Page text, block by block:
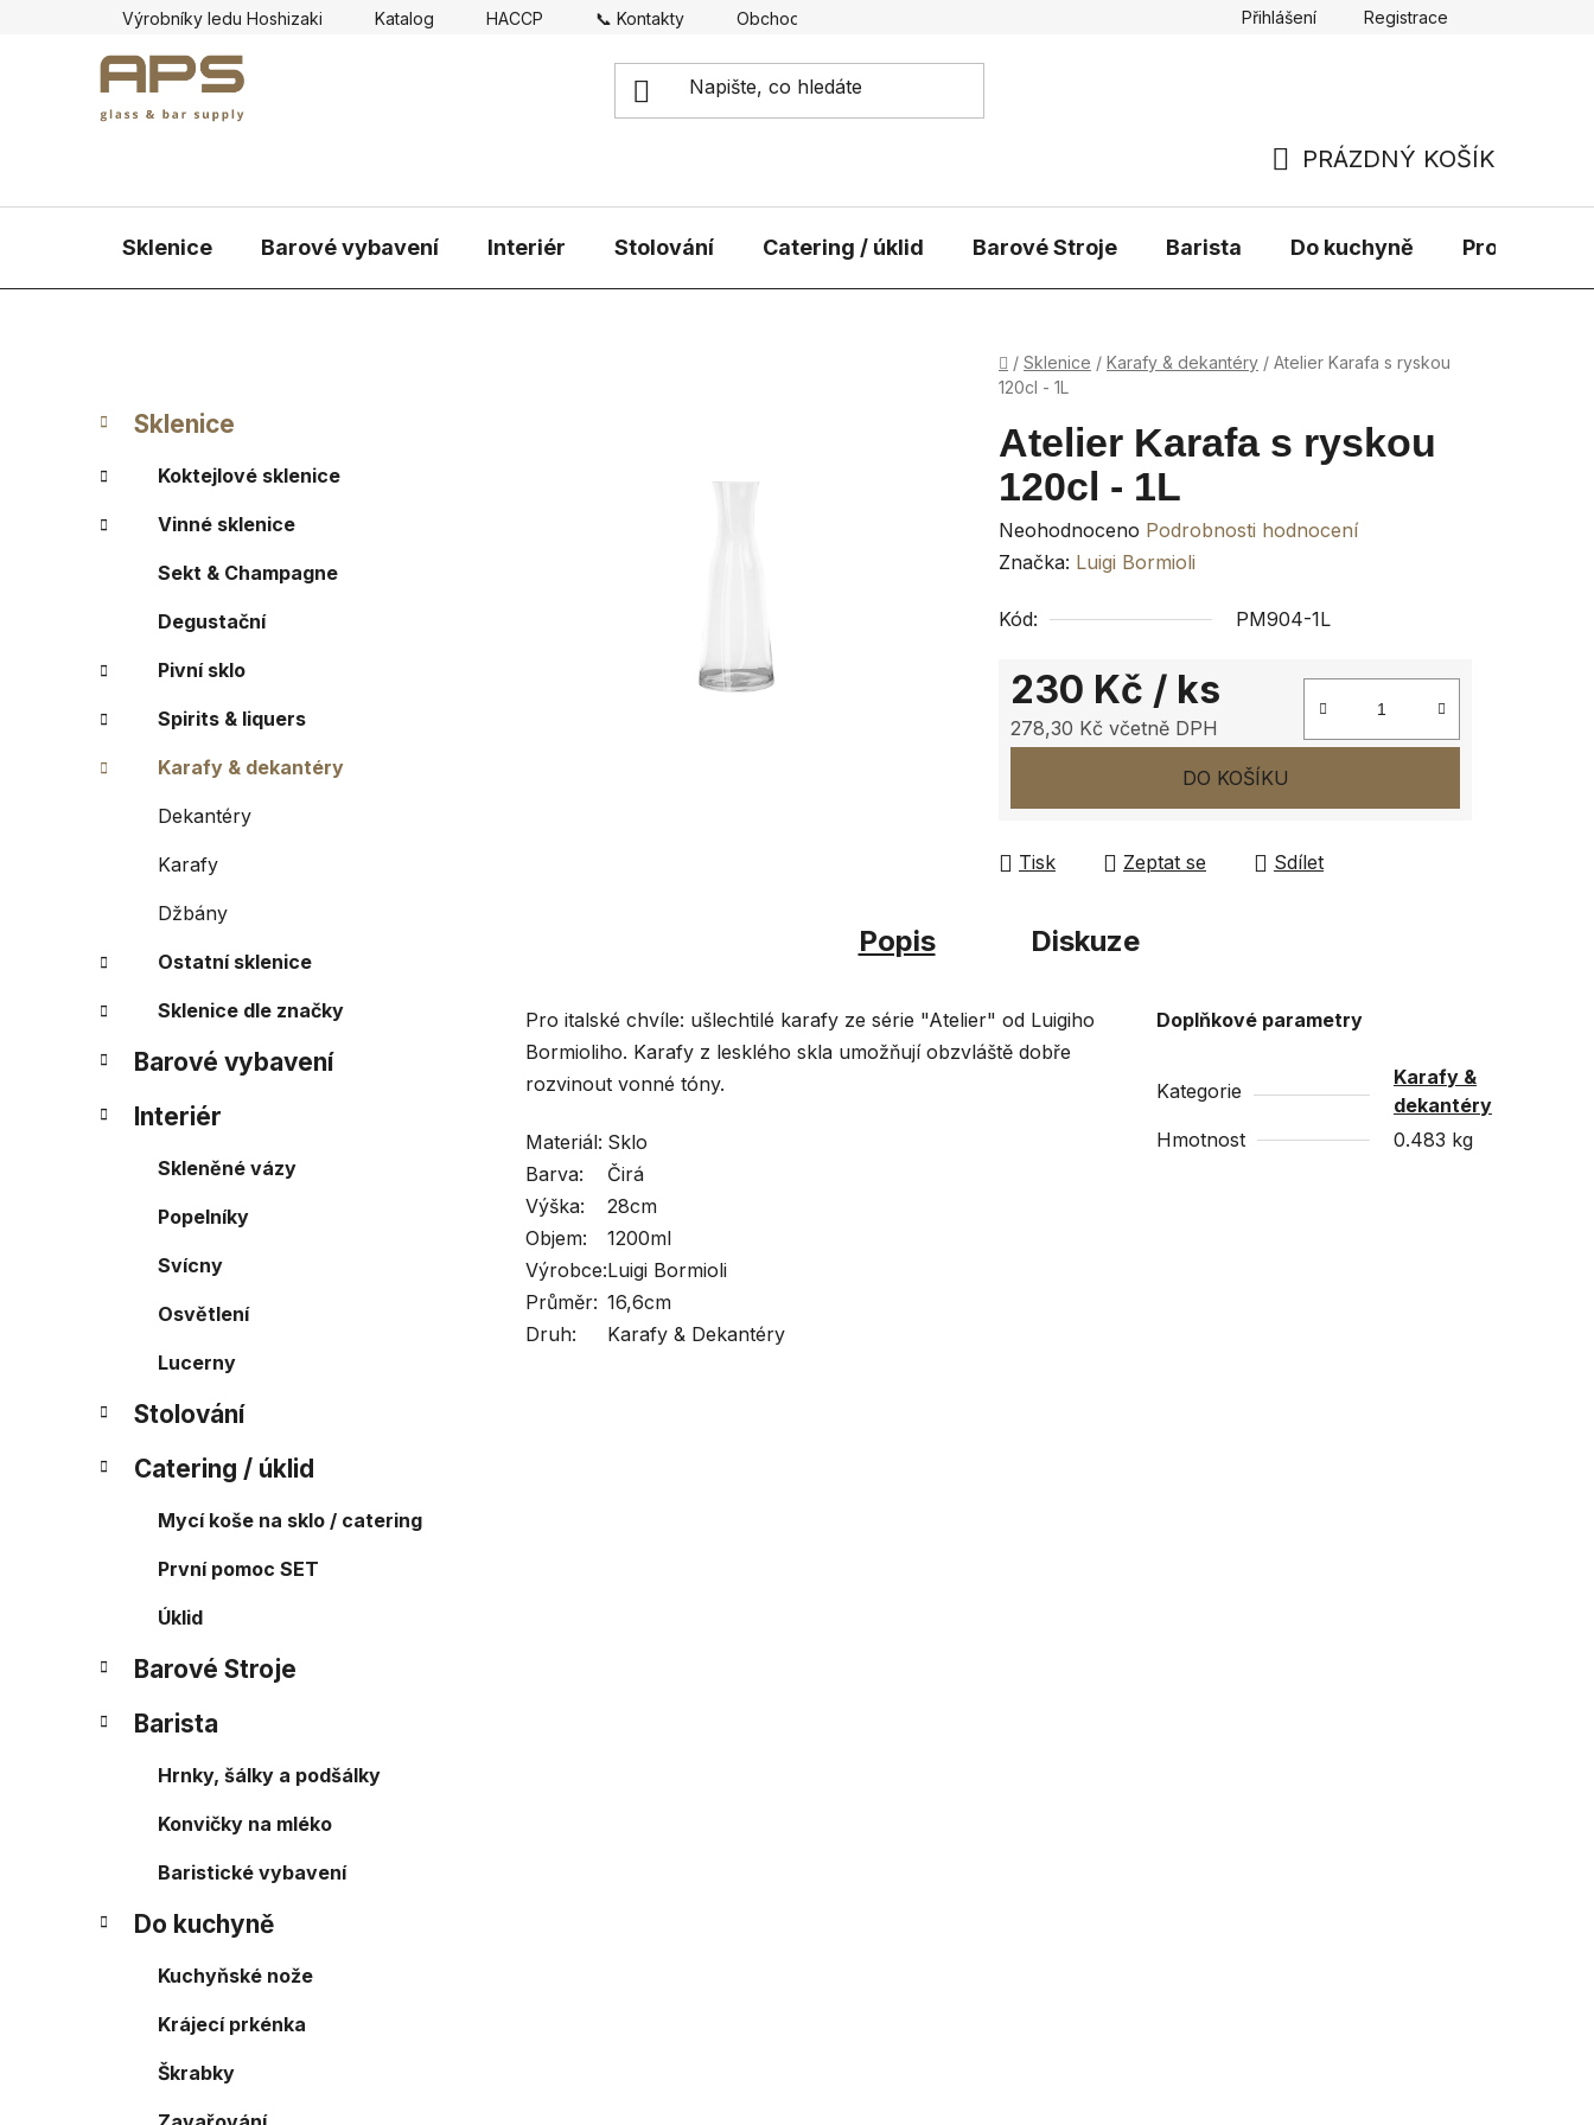
Výrobníky ledu Hoshizaki Katalog HACCP 📞 Kontakty Obchodní podmínky Přihlášení Registrace
KOŠÍK
PRÁZDNÝ KOŠÍK
Sklenice Barové vybavení Interiér Stolování Catering / úklid Barové Stroje Barista Do kuchyně Prodávané
Domů
/ Sklenice / Karafy & dekantéry / Atelier Karafa s ryskou
120cl - 1L
P
s
r
í
a
e
Přeskočit
kategorie
K
a
e
g
o
Sklenice
Koktejlové sklenice
Vinné sklenice
Sekt & Champagne
Degustační
Pivní sklo
Spirits & liquers
Karafy & dekantéry
Dekantéry
Karafy
Džbány
Ostatní sklenice
Sklenice dle značky
Barové vybavení
Interiér
Skleněné vázy
Popelníky
Svícny
Osvětlení
Lucerny
Stolování
Catering / úklid
Mycí koše na sklo / catering
První pomoc SET
Úklid
Barové Stroje
Barista
Hrnky, šálky a podšálky
Konvičky na mléko
Baristické vybavení
Do kuchyně
Kuchyňské nože
Krájecí prkénka
Škrabky
Atelier Karafa s ryskou
120cl - 1L
Průměrné
hodnocení
je
hvězdiček.
Neohodnoceno Podrobnosti hodnocení
Značka: Luigi Bormioli
Kód: PM904-1L
230 Kč / ks
278,30 Kč včetně DPH
DO KOŠÍKU
Tisk Zeptat se Sdílet
Popis Diskuze
Pro italské chvíle: ušlechtilé karafy ze série "Atelier" od Luigiho
Bormioliho. Karafy z lesklého skla umožňují obzvláště dobře
rozvinout vonné tóny.
Materiál: Sklo
Barva:
Čirá
Výška:
28cm
Objem:
1200ml
Výrobce:Luigi Bormioli
Průměr: 16,6cm
Druh:
Karafy & Dekantéry
Doplňkové parametry
Kategorie
Karafy &
dekantéry
Hmotnost
0.483 kg